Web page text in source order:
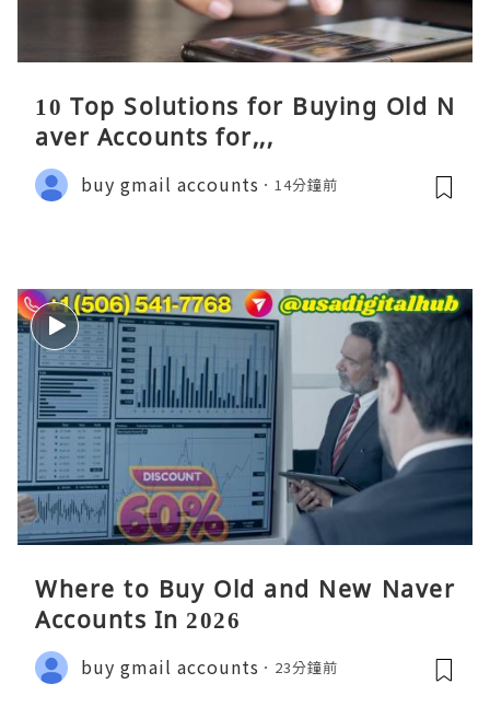
10 Top Solutions for Buying Old N
aver Accounts for,,,
buy gmail accounts 14分鐘前
Where to Buy Old and New Naver
Accounts In 2026
buy gmail accounts 23分鐘前